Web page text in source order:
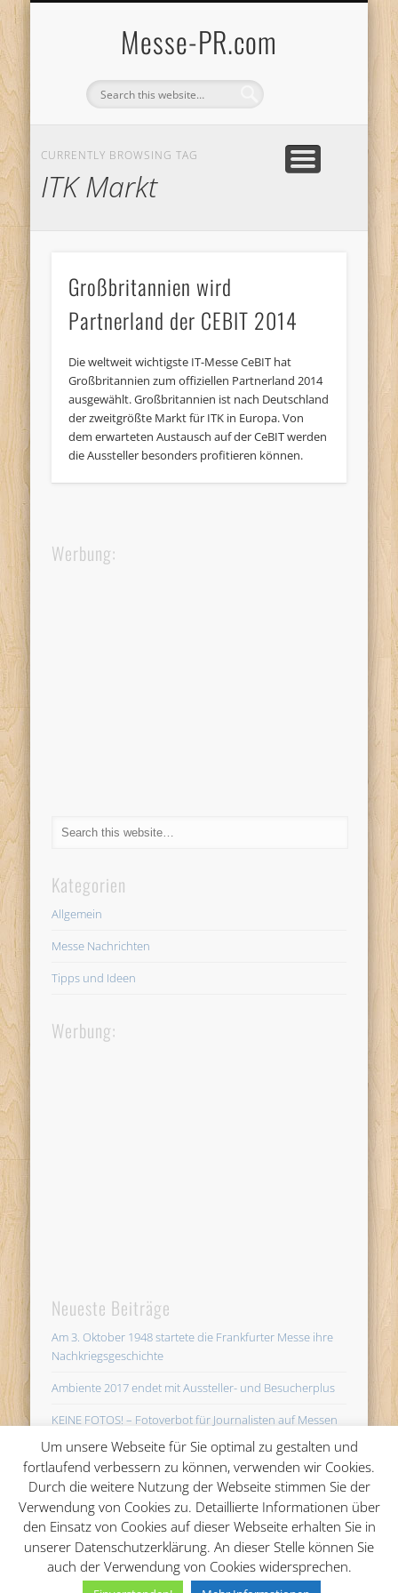
Messe-PR.com
CURRENTLY BROWSING TAG
ITK Markt
Großbritannien wird
Partnerland der CEBIT 2014
Die weltweit wichtigste IT-Messe CeBIT hat
Großbritannien zum offiziellen Partnerland 2014
ausgewählt. Großbritannien ist nach Deutschland
der zweitgrößte Markt für ITK in Europa. Von
dem erwarteten Austausch auf der CeBIT werden
die Aussteller besonders profitieren können.
Werbung:
Kategorien
Allgemein
Messe Nachrichten
Tipps und Ideen
Werbung:
Neueste Beiträge
Am 3. Oktober 1948 startete die Frankfurter Messe ihre
Nachkriegsgeschichte
Ambiente 2017 endet mit Aussteller- und Besucherplus
KEINE FOTOS! – Fotoverbot für Journalisten auf Messen
AMBIENTE startet in Frankfurt mit 4.454 Ausstellern im
Bereich Wohnen, Schenken und Gedeckter Tisch
So erstellt man eine gute Pressemappe für die Messe
© 2026 Messe-PR.comAvandy GmbH
Um unsere Webseite für Sie optimal zu gestalten und
fortlaufend verbessern zu können, verwenden wir Cookies.
Durch die weitere Nutzung der Webseite stimmen Sie der
Verwendung von Cookies zu. Detaillierte Informationen über
den Einsatz von Cookies auf dieser Webseite erhalten Sie in
unserer Datenschutzerklärung. An dieser Stelle können Sie
auch der Verwendung von Cookies widersprechen.